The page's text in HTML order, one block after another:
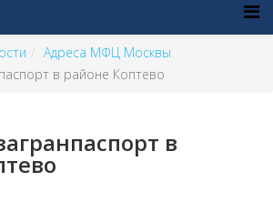
Адреса МФЦ Москвы
в районе Коптево
в